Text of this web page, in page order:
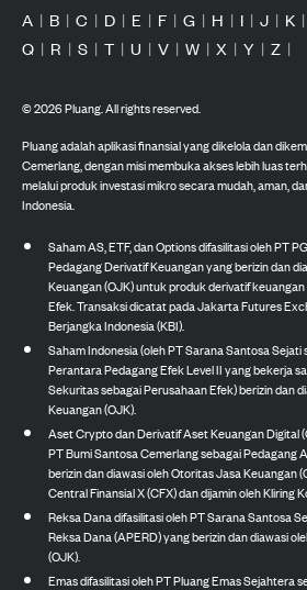
A | B | C | D | E | F | G | H | I | J | K |
Q | R | S | T | U | V | W | X | Y | Z |
©2026Pluang. All rights reserved.
Pluang adalah aplikasi finansial yang dikelola dan
Cemerlang, dengan misi membuka akses lebih luas
melalui produk investasi mikro secara mudah, aman,
Indonesia.
Saham AS, ETF, dan Options difasilitasi oleh PT
Pedagang Derivatif Keuangan yang berizin dan
Keuangan (OJK) untuk produk derivatif
Efek. Transaksi dicatat pada Jakarta Futures
Berjangka Indonesia (KBI).
Saham Indonesia (oleh PT Sarana Santosa
Perantara Pedagang Efek Level II yang bekerja
Sekuritas sebagai Perusahaan Efek) berizin dan
Keuangan (OJK).
Aset Crypto dan Derivatif Aset Keuangan Digital
PT Bumi Santosa Cemerlang sebagai Pedagang
berizin dan diawasi oleh Otoritas Jasa Keuangan
Central Finansial X (CFX) dan dijamin oleh Kliring
Reksa Dana difasilitasi oleh PT Sarana Santosa
Reksa Dana (APERD) yang berizin dan diawasi
(OJK).
Emas difasilitasi oleh PT Pluang Emas Sejahtera